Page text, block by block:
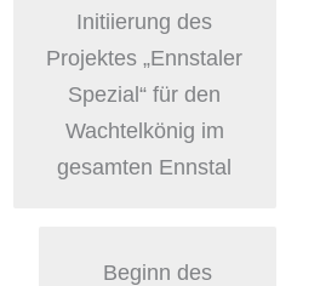
Initiierung des
Projektes „Ennstaler
Spezial“ für den
Wachtelkönig im
gesamten Ennstal
Beginn des